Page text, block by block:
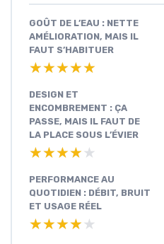
GOÛT DE L’EAU : NETTE
AMÉLIORATION, MAIS IL
FAUT S’HABITUER
★★★★★
★★★★★
DESIGN ET
ENCOMBREMENT : ÇA
PASSE, MAIS IL FAUT DE
LA PLACE SOUS L’ÉVIER
★★★★★
★★★★★
PERFORMANCE AU
QUOTIDIEN : DÉBIT, BRUIT
ET USAGE RÉEL
★★★★★
★★★★★